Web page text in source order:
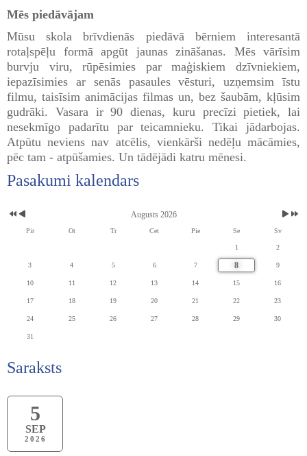
Mēs piedāvājam
Mūsu skola brīvdienās piedāvā bērniem interesantā
rotaļspēļu formā apgūt jaunas zināšanas. Mēs vārīsim
burvju viru, rūpēsimies par maģiskiem dzīvniekiem,
iepazīsimies ar senās pasaules vēsturi, uzņemsim īstu
filmu, taisīsim animācijas filmas un, bez šaubām, kļūsim
gudrāki. Vasara ir 90 dienas, kuru precīzi pietiek, lai
nesekmīgo padarītu par teicamnieku. Tikai jādarbojas.
Atpūtu neviens nav atcēlis, vienkārši nedēļu mācāmies,
pēc tam - atpūšamies. Un tādējādi katru mēnesi.
Pasakumi kalendars
Augusts 2026
Pir Ot Tr Cet Pie Se Sv
1 2
3 4 5 6 7 8 9
10 11 12 13 14 15 16
17 18 19 20 21 22 23
24 25 26 27 28 29 30
31
Saraksts
5
SEP
2026